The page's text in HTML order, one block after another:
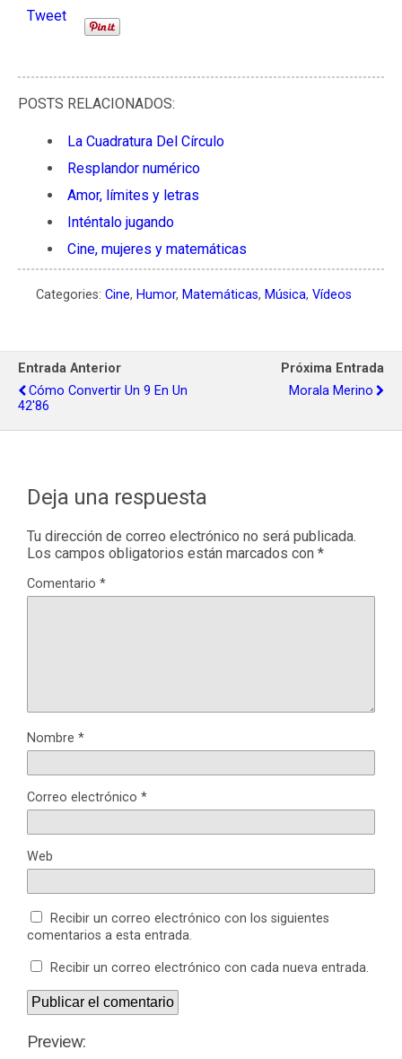
Tweet
POSTS RELACIONADOS:
La Cuadratura Del Círculo
Resplandor numérico
Amor, límites y letras
Inténtalo jugando
Cine, mujeres y matemáticas
Categories: Cine, Humor, Matemáticas, Música, Vídeos
Entrada Anterior
Cómo Convertir Un 9 En Un
42'86
Próxima Entrada
Morala Merino
Deja una respuesta
Tu dirección de correo electrónico no será publicada.
Los campos obligatorios están marcados con *
Comentario *
Nombre *
Correo electrónico *
Web
Recibir un correo electrónico con los siguientes
comentarios a esta entrada.
Recibir un correo electrónico con cada nueva entrada.
Preview: